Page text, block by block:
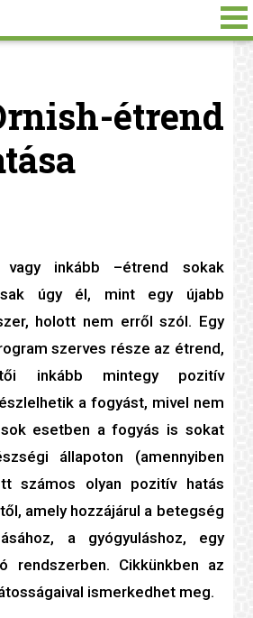
étrend
inkább –étrend sokak
úgy él, mint egy újabb
holott nem erről szól. Egy
szerves része az étrend,
inkább mintegy pozitív
a fogyást, mivel nem
esetben a fogyás is sokat
állapoton (amennyiben
számos olyan pozitív hatás
amely hozzájárul a betegség
a gyógyuláshoz, egy
rendszerben. Cikkünkben az
ismerkedhet meg.